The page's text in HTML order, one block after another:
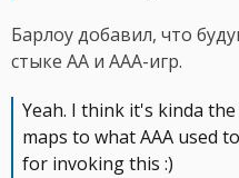
Барлоу добавил, что
стыке AA и AAA-игр.
Yeah. I think it's kinda
maps to what AAA used
for invoking this :)